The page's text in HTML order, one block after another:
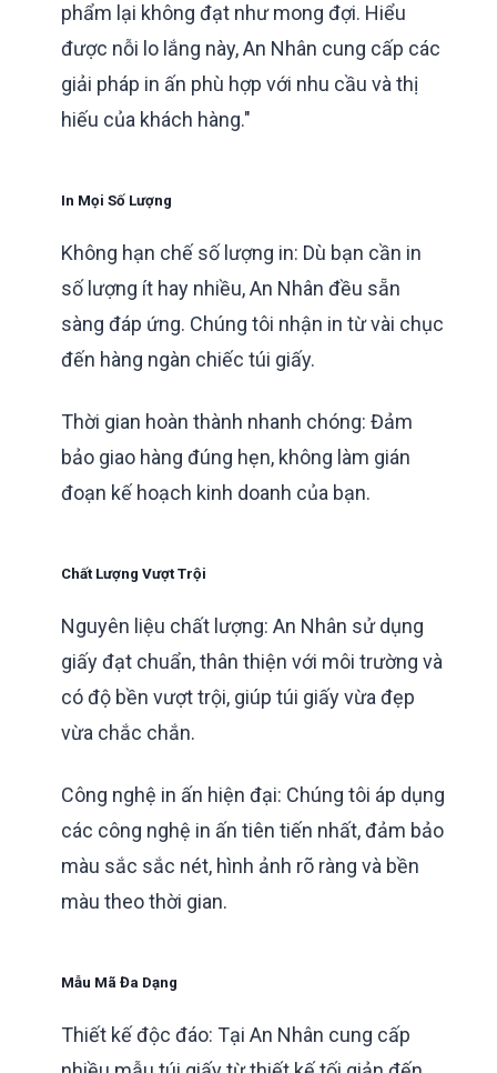
phẩm lại không đạt như mong đợi. Hiểu
được nỗi lo lắng này, An Nhân cung cấp các
giải pháp in ấn phù hợp với nhu cầu và thị
hiếu của khách hàng."
In Mọi Số Lượng
Không hạn chế số lượng in: Dù bạn cần in
số lượng ít hay nhiều, An Nhân đều sẵn
sàng đáp ứng. Chúng tôi nhận in từ vài chục
đến hàng ngàn chiếc túi giấy.
Thời gian hoàn thành nhanh chóng: Đảm
bảo giao hàng đúng hẹn, không làm gián
đoạn kế hoạch kinh doanh của bạn.
Chất Lượng Vượt Trội
Nguyên liệu chất lượng: An Nhân sử dụng
giấy đạt chuẩn, thân thiện với môi trường và
có độ bền vượt trội, giúp túi giấy vừa đẹp
vừa chắc chắn.
Công nghệ in ấn hiện đại: Chúng tôi áp dụng
các công nghệ in ấn tiên tiến nhất, đảm bảo
màu sắc sắc nét, hình ảnh rõ ràng và bền
màu theo thời gian.
Mẫu Mã Đa Dạng
Thiết kế độc đáo: Tại An Nhân cung cấp